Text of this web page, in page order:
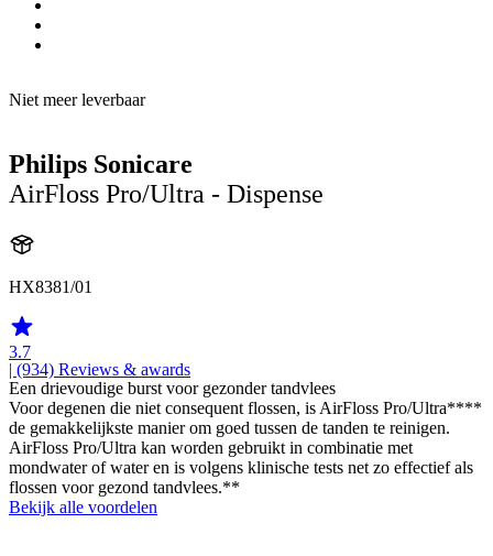
Niet meer leverbaar
Philips Sonicare
AirFloss Pro/Ultra - Dispense
HX8381/01
3.7
| (934) Reviews & awards
Een drievoudige burst voor gezonder tandvlees
Voor degenen die niet consequent flossen, is AirFloss Pro/Ultra****
de gemakkelijkste manier om goed tussen de tanden te reinigen.
AirFloss Pro/Ultra kan worden gebruikt in combinatie met
mondwater of water en is volgens klinische tests net zo effectief als
flossen voor gezond tandvlees.**
Bekijk alle voordelen